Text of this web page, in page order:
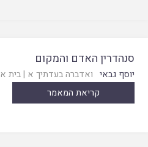
סנהדרין האדם והמקום
יוסף גבאי ואדברה בעדתיך א |בית
קריאת המאמר